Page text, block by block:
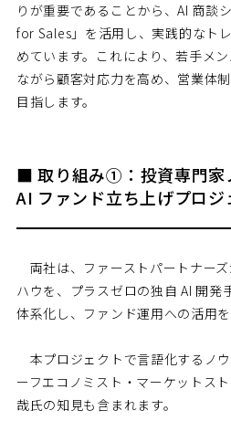
りが重要であることから、AI 商談
for Sales」を活用し、実践的なト
めています。これにより、若手メ
ながら顧客対応力を高め、営業体
目指します。
■ 取り組み①：投資専門家
AI ファンド立ち上げプロジ
両社は、ファーストパートナー
ハウを、プラスゼロの独自 AI 開発
体系化し、ファンド運用への活用を
本プロジェクトで言語化するノ
ーフエコノミスト・マーケットス
哉氏の知見も含まれます。